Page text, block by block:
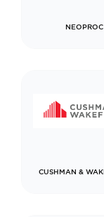
NEOPROC
CUSHMAN &